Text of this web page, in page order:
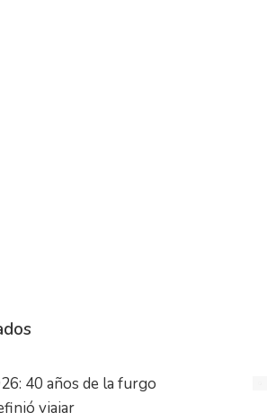
40 años de la furgo
viajar